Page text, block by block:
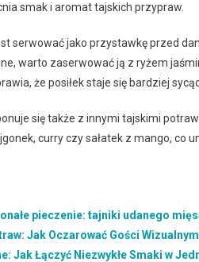
smak i aromat tajskich przypraw.
serwować jako przystawkę przed
warto zaserwować ją z ryżem
że posiłek staje się bardziej
się także z innymi tajskimi
curry czy sałatek z mango, co
pieczenie: tajniki udanego
Jak Oczarować Gości
Jak Łączyć Niezwykłe Smaki w